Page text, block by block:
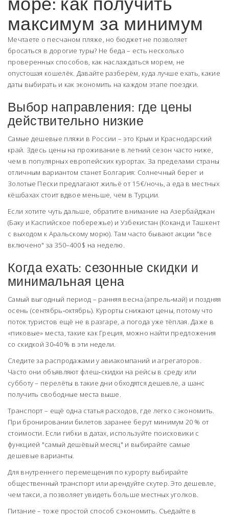
максимум за минимум
Мечтаете о песчаном пляже, но бюджет не позволяет
бросаться в дорогие туры? Не беда – есть несколько
проверенных способов, как наслаждаться морем, не
опустошая кошелёк. Давайте разберём, куда лучше ехать, какие
даты выбирать и как экономить на каждом этапе поездки.
Выбор направления: где цены
действительно низкие
Самые дешевые пляжи в России – это Крым и Краснодарский
край. Здесь цены на проживание в летний сезон часто ниже,
чем в популярных европейских курортах. За пределами страны
отличным вариантом станет Болгария: Солнечный берег и
Золотые Пески предлагают жильё от 15 €/ночь, а еда в местных
кëшбахах стоит вдвое меньше, чем в Турции.
Если хотите чуть дальше, обратите внимание на Азербайджан
(Баку и Каспийское побережье) и Узбекистан (Коканд и Ташкент
с выходом к Аральскому морю). Там часто бывают акции "все
включено" за 350–400 $ на неделю.
Когда ехать: сезонные скидки и
минимальная цена
Самый выгодный период – ранняя весна (апрель‑май) и поздняя
осень (сентябрь‑октябрь). Курорты снижают цены, потому что
поток туристов ещё не в разгаре, а погода уже тёплая. Даже в
«пиковые» места, такие как Греция, можно найти предложения
со скидкой 30‑40 % в эти недели.
Следите за распродажами у авиакомпаний и агрегаторов.
Часто они объявляют флеш‑скидки на рейсы в среду или
субботу – перелёты в такие дни обходятся дешевле, а шанс
получить свободные места выше.
Транспорт – ещё одна статья расходов, где легко сэкономить.
При бронировании билетов заранее берут минимум 20 % от
стоимости. Если гибки в датах, используйте поисковики с
функцией "самый дешёвый месяц" и выбирайте самые
дешевые варианты.
Для внутреннего перемещения по курорту выбирайте
общественный транспорт или арендуйте скутер. Это дешевле,
чем такси, а позволяет увидеть больше местных уголков.
Питание – тоже простой способ сэкономить. Съедайте в